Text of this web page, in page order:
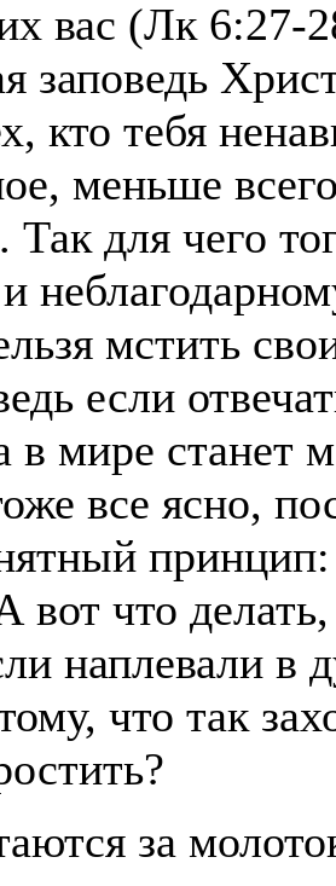
вас (Лк 6:27-
заповедь
кто тебя
меньше
для чего
мстить
если
в мире
все ясно,
вот что делать,
наплевали в
что так
за